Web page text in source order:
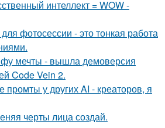
интеллект = WOW -
фотосессии - это тонкая работа
мечты - вышла демоверсия
Code Vein 2.
промты у других AI - креаторов, я
черты лица создай.